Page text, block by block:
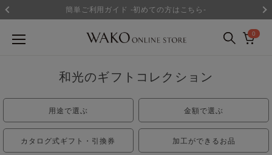
簡単ご利用ガイド -初めての方はこちら-
0
和光のギフトコレクション
用途で選ぶ 金額で選ぶ
カタログ式ギフト・引換券 加工ができるお品